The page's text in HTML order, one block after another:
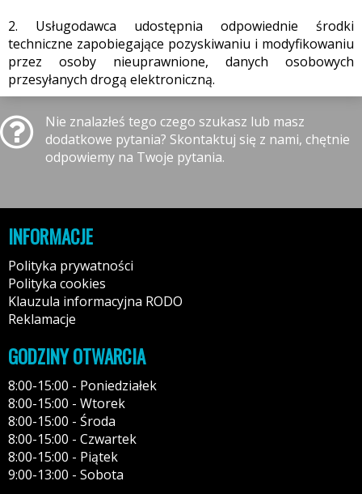
2. Usługodawca udostępnia odpowiednie środki
techniczne zapobiegające pozyskiwaniu i modyfikowaniu
przez osoby nieuprawnione, danych osobowych
przesyłanych drogą elektroniczną.
Nie znalazłeś tego czego szukasz lub masz
dodatkowe pytania? Skontaktuj się z nami, chętnie
odpowiemy na Twoje pytania.
INFORMACJE
Polityka prywatności
Polityka cookies
Klauzula informacyjna RODO
Reklamacje
GODZINY OTWARCIA
8:00-15:00 - Poniedziałek
8:00-15:00 - Wtorek
8:00-15:00 - Środa
8:00-15:00 - Czwartek
8:00-15:00 - Piątek
9:00-13:00 - Sobota